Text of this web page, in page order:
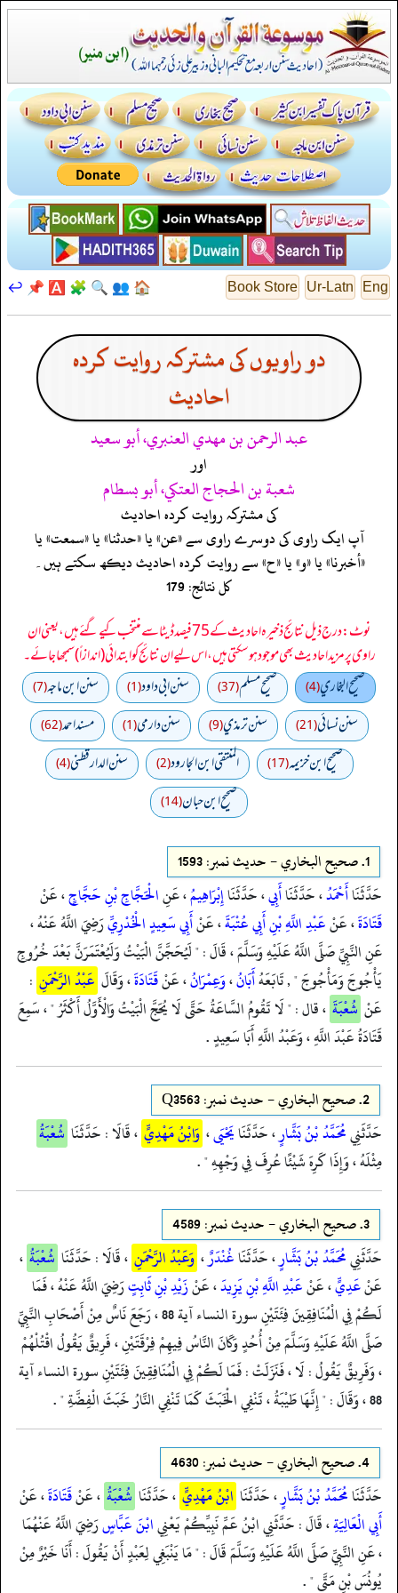
Eng
Ur-Latn
Book Store
🏠
👥
🔍
🧩
🅰️
📌
↩️
دو راویوں کی مشترکہ روایت کردہ
احادیث
عبد الرحمن بن مهدي العنبري، أبو سعيد
اور
شعبة بن الحجاج العتكي، أبو بسطام
کی مشترکہ روایت کردہ احادیث
آپ ایک راوی کی دوسرے راوی سے «عن» یا «حدثنا» یا «سمعت» یا
«أخبرنا» یا «و» یا «ح» سے روایت کردہ احادیث دیکھ سکتے ہیں۔
کل نتائج: 179
نوٹ: درج ذیل نتائج ذخیرہ احادیث کے 75 فیصد ڈیٹا سے منتخب کیے گئے ہیں، یعنی ان
راوی پر مزید احادیث بھی موجود ہو سکتی ہیں، اس لیے ان نتائج کو ابتدائی (اندازاً) سمجھا جائے۔
صحيح البخاري(4) صحيح مسلم(37) سنن ابي داود(1) سنن ابن ماجه(7)
سنن نسائي(21) سنن ترمذي(9) سنن دارمي(1) مسند احمد(62)
صحيح ابن خزيمه(17) المنتقى ابن الجارود(2) سنن الدارقطني(4)
صحیح ابن حبان(14)
1. صحيح البخاري - حدیث نمبر: 1593
حَدَّثَنَاأَحْمَدُ، حَدَّثَنَاأَبِي، حَدَّثَنَاإِبْرَاهِيمُ، عَنِالْحَجَّاجِ بْنِ حَجَّاجٍ، عَنْ
قَتَادَةَ، عَنْعَبْدِ اللَّهِ بْنِ أَبِي عُتْبَةَ، عَنْأَبِي سَعِيدٍ الْخُدْرِيِّرَضِيَ اللَّهُ عَنْهُ ،
عَنِ النَّبِيِّ صَلَّى اللَّهُ عَلَيْهِ وَسَلَّمَ ، قَالَ : " لَيُحَجَّنَّ الْبَيْتُ وَلَيُعْتَمَرَنَّ بَعْدَ خُرُوجِ
يَأْجُوجَ وَمَأْجُوجَ " , تَابَعَهُأَبَانُ،وَعِمْرَانُ، عَنْقَتَادَةَ، وَقَالَ عَبْدُ الرَّحْمَنِ :
عَنْ شُعْبَةَ ، قال : " لَا تَقُومُ السَّاعَةُ حَتَّى لَا يُحَجَّ الْبَيْتُ وَالْأَوَّلُ أَكْثَرُ " ، سَمِعَ
قَتَادَةُ عَبْدَ اللَّهِ ، وَعَبْدُ اللَّهِ أَبَا سَعِيدٍ .
2. صحيح البخاري - حدیث نمبر: Q3563
حَدَّثَنِيمُحَمَّدُ بْنُ بَشَّارٍ، حَدَّثَنَايَحْيَى، وَابْنُ مَهْدِيٍّ ، قَالَا : حَدَّثَنَا شُعْبَةُ
مِثْلَهُ ، وَإِذَا كَرِهَ شَيْئًا عُرِفَ فِي وَجْهِهِ " .
3. صحيح البخاري - حدیث نمبر: 4589
حَدَّثَنِيمُحَمَّدُ بْنُ بَشَّارٍ، حَدَّثَنَاغُنْدَرٌ، وَعَبْدُ الرَّحْمَنِ ، قَالَا : حَدَّثَنَا شُعْبَةُ ،
عَنْعَدِيٍّ، عَنْعَبْدِ اللَّهِ بْنِ يَزِيدَ، عَنْزَيْدِ بْنِ ثَابِتٍرَضِيَ اللَّهُ عَنْهُ ، فَمَا
لَكُمْ فِي الْمُنَافِقِينَ فِئَتَيْنِ سورة النساء آية 88 ، رَجَعَ نَاسٌ مِنْ أَصْحَابِ النَّبِيِّ
صَلَّى اللَّهُ عَلَيْهِ وَسَلَّمَ مِنْ أُحُدٍ وَكَانَ النَّاسُ فِيهِمْ فِرْقَتَيْنِ ، فَرِيقٌ يَقُولُ اقْتُلْهُمْ
، وَفَرِيقٌ يَقُولُ : لَا ، فَنَزَلَتْ : فَمَا لَكُمْ فِي الْمُنَافِقِينَ فِئَتَيْنِ سورة النساء آية
88 ، وَقَالَ : " إِنَّهَا طَيْبَةُ ، تَنْفِي الْخَبَثَ كَمَا تَنْفِي النَّارُ خَبَثَ الْفِضَّةِ " .
4. صحيح البخاري - حدیث نمبر: 4630
حَدَّثَنَامُحَمَّدُ بْنُ بَشَّارٍ، حَدَّثَنَا ابْنُ مَهْدِيٍّ ، حَدَّثَنَا شُعْبَةُ ، عَنْقَتَادَةَ، عَنْ
أَبِي الْعَالِيَةِ، قَالَ : حَدَّثَنِي ابْنُ عَمِّ نَبِيِّكُمْ يَعْنِيابْنَ عَبَّاسٍرَضِيَ اللَّهُ عَنْهُمَا
، عَنِ النَّبِيِّ صَلَّى اللَّهُ عَلَيْهِ وَسَلَّمَ قَالَ : " مَا يَنْبَغِي لِعَبْدٍ أَنْ يَقُولَ : أَنَا خَيْرٌ مِنْ
يُونُسَ بْنِ مَتَّى " .